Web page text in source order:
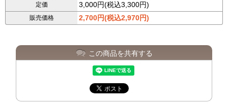
定価 3,000円(税込3,300円)
販売価格 2,700円(税込2,970円)
この商品を共有する